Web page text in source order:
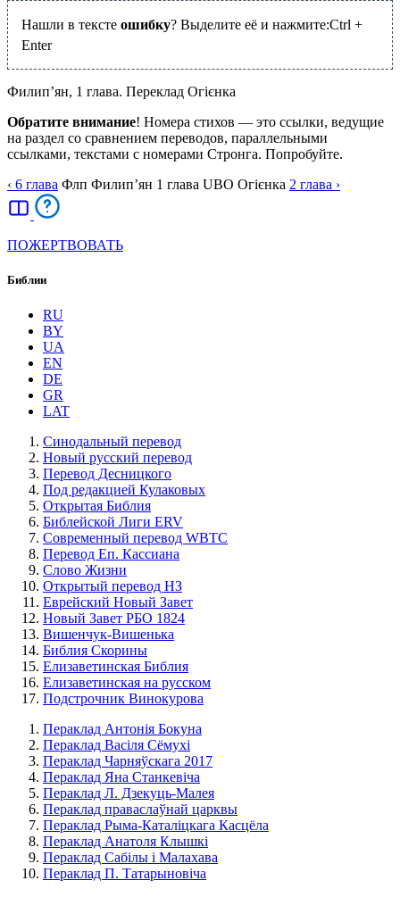
Нашли в тексте ошибку? Выделите её и нажмите:Ctrl +
Enter
Филип’ян, 1 глава. Переклад Огієнка
Обратите внимание! Номера стихов — это ссылки, ведущие
на раздел со сравнением переводов, параллельными
ссылками, текстами с номерами Стронга. Попробуйте.
‹ 6 глава Флп Филип’ян 1 глава UBO Огієнка 2 глава ›
ПОЖЕРТВОВАТЬ
Библии
RU
BY
UA
EN
DE
GR
LAT
Синодальный перевод
Новый русский перевод
Перевод Десницкого
Под редакцией Кулаковых
Открытая Библия
Библейской Лиги ERV
Cовременный перевод WBTC
Перевод Еп. Кассиана
Слово Жизни
Открытый перевод НЗ
Еврейский Новый Завет
Новый Завет РБО 1824
Вишенчук-Вишенька
Библия Скорины
Елизаветинская Библия
Елизаветинская на русском
Подстрочник Винокурова
Пераклад Антонія Бокуна
Пераклад Васіля Сёмухі
Пераклад Чарняўскага 2017
Пераклад Яна Станкевіча
Пераклад Л. Дзекуць-Малея
Пераклад праваслаўнай царквы
Пераклад Рыма-Каталіцкага Касцёла
Пераклад Анатоля Клышкi
Пераклад Сабілы і Малахава
Пераклад П. Татарыновіча